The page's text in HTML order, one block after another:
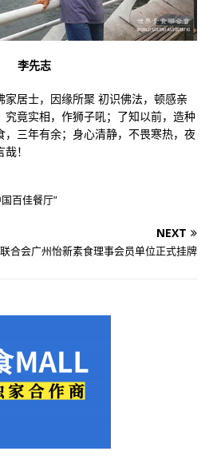
李先志
家居士，因缘所聚 初识佛法，顿感亲
究竟实相，作狮子吼；了知以前，造种
，三年有余；身心清静，不畏寒热，夜
！
百佳餐厅”
NEXT
合会广州怡新素食理事会员单位正式挂牌